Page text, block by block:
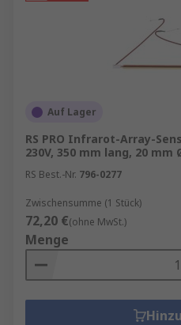
Auf Lager
RS PRO Infrarot-Array-
230V, 350 mm lang, 20 mm
RS Best.-Nr. 796-0277
Zwischensumme (1 Stück)
72,20 €(ohne MwSt.)
Menge